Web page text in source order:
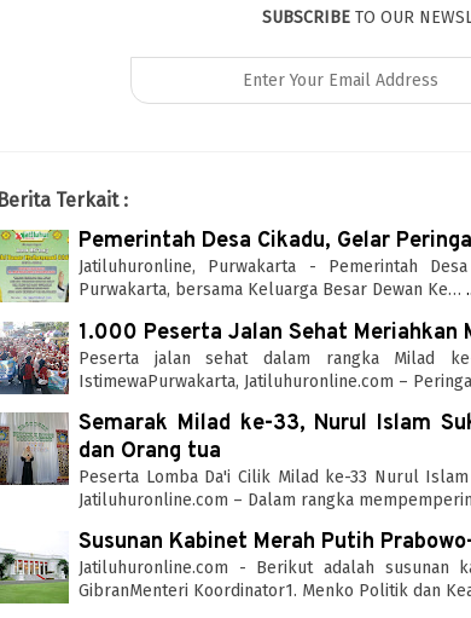
SUBSCRIBETO OUR
Berita Terkait :
Pemerintah Desa Cikadu, Gelar
Jatiluhuronline, Purwakarta - Pemerintah
Purwakarta, bersama Keluarga Besar Dewan Ke…
1.000 Peserta Jalan Sehat Meriahkan
Peserta jalan sehat dalam rangka Milad
IstimewaPurwakarta, Jatiluhuronline.com –
Semarak Milad ke-33, Nurul Islam
dan Orang tua
Peserta Lomba Da'i Cilik Milad ke-33 Nurul
Jatiluhuronline.com – Dalam rangka
Susunan Kabinet Merah Putih
Jatiluhuronline.com - Berikut adalah susunan
GibranMenteri Koordinator1. Menko Politik dan